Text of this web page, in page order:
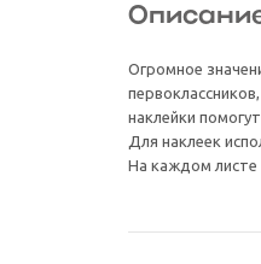
Огромное
наклейки
Для наклеек
На каждом листе